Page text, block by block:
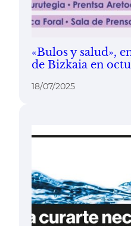
«Bulos y salud»,
de Bizkaia en
18/07/2025